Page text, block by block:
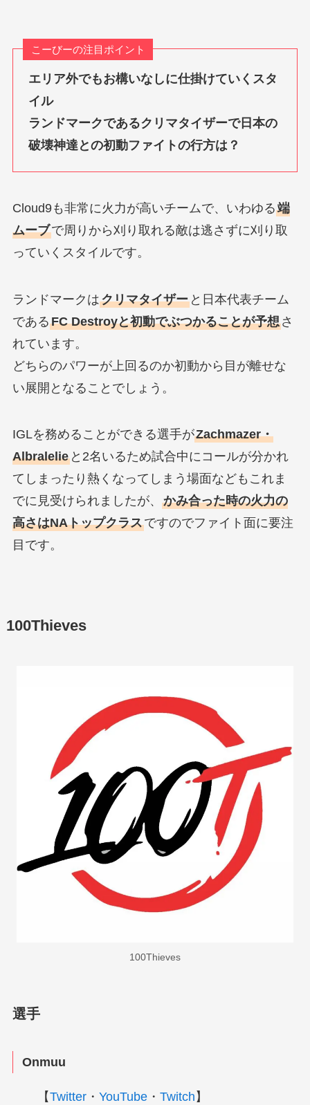
こーびーの注目ポイント
エリア外でもお構いなしに仕掛けていくスタ
イル
ランドマークであるクリマタイザーで日本の
破壊神達との初動ファイトの行方は？
Cloud9も非常に火力が高いチームで、いわゆる端
ムーブで周りから刈り取れる敵は逃さずに刈り取
っていくスタイルです。
ランドマークはクリマタイザーと日本代表チーム
であるFC Destroyと初動でぶつかることが予想さ
れています。
どちらのパワーが上回るのか初動から目が離せな
い展開となることでしょう。
IGLを務めることができる選手がZachmazer・
Albralelieと2名いるため試合中にコールが分かれ
てしまったり熱くなってしまう場面などもこれま
でに見受けられましたが、 かみ合った時の火力の
高さはNAトップクラスですのでファイト面に要注
目です。
100Thieves
100Thieves
選手
Onmuu
【Twitter・ YouTube・ Twitch 】